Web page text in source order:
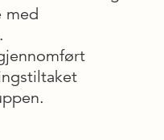
med